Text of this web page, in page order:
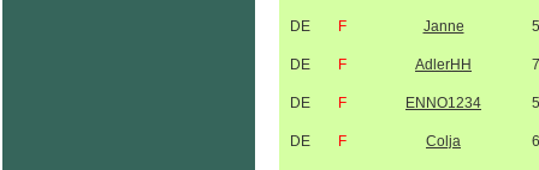
DE F Janne
DE F AdlerHH
DE F ENNO1234
DE F Colja